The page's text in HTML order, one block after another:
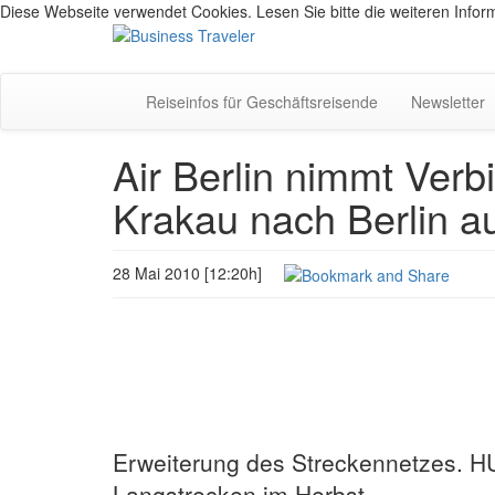
Diese Webseite verwendet Cookies. Lesen Sie bitte die weiteren
Reiseinfos für Geschäftsreisende Newsletter
Air Berlin nimmt
Krakau nach Berlin
28 Mai 2010 [12:20h]
Erweiterung des Streckennetzes.